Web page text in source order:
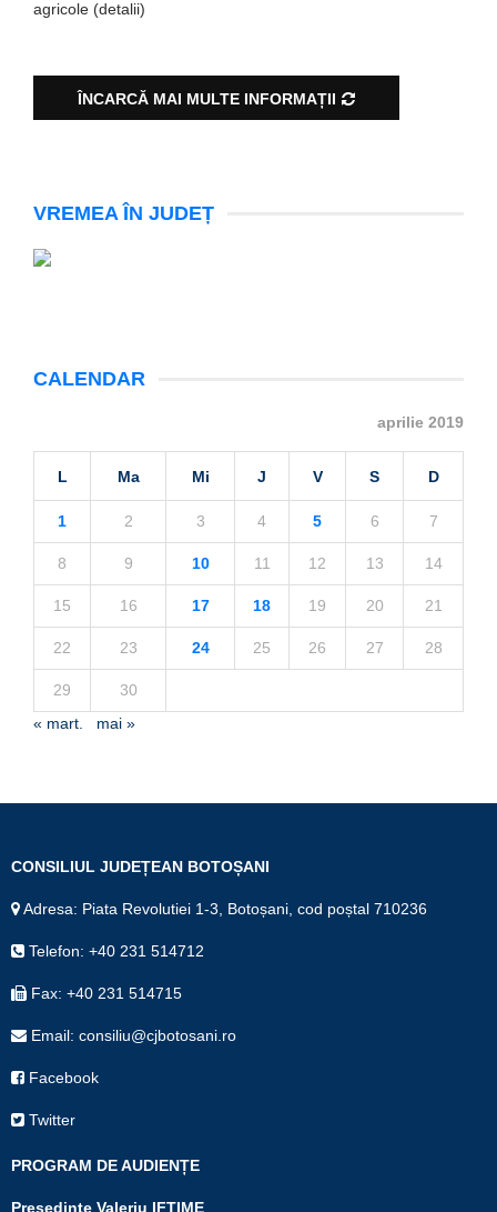
agricole (detalii)
ÎNCARCĂ MAI MULTE INFORMAȚII
VREMEA ÎN JUDEȚ
CALENDAR
aprilie 2019
L Ma Mi J V S D
1 2 3 4 5 6 7
8 9 10 11 12 13 14
15 16 17 18 19 20 21
22 23 24 25 26 27 28
29
30
« mart.
mai »
CONSILIUL JUDEȚEAN BOTOȘANI
Adresa: Piata Revolutiei 1-3, Botoșani, cod poștal 710236
Telefon: +40 231 514712
Fax: +40 231 514715
Email: consiliu@cjbotosani.ro
Facebook
Twitter
PROGRAM DE AUDIENȚE
Președinte Valeriu IFTIME